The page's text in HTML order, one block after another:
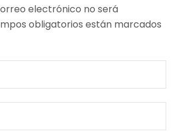
electrónico no será
obligatorios están marcados